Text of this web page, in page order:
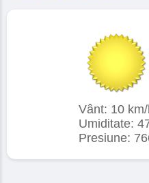
Vânt: 10
Umiditate:
Presiune: